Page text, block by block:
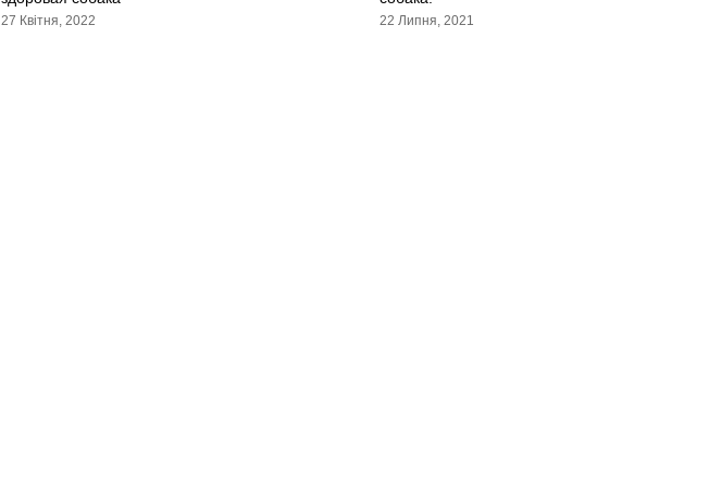
27 Квітня, 2022 22 Липня, 2021